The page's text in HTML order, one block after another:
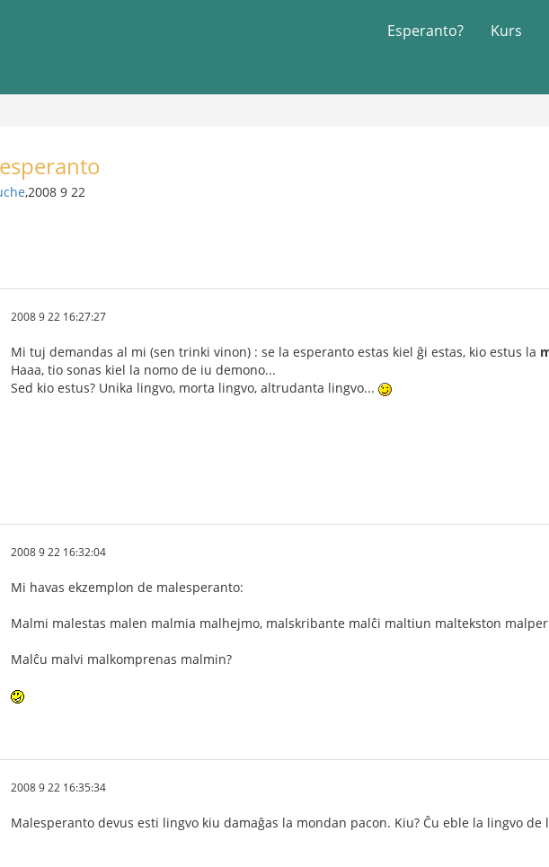
Esperanto? Kurs
,2008 9 22
2008 9 22 16:27:27
Mi tuj demandas al mi (sen trinki vinon) : se la esperanto estas kiel ĝi estas, kio estus la
Haaa, tio sonas kiel la nomo de iu demono...
Sed kio estus? Unika lingvo, morta lingvo, altrudanta lingvo...
2008 9 22 16:32:04
Mi havas ekzemplon de malesperanto:
Malmi malestas malen malmia malhejmo, malskribante malĉi maltiun maltekston
Malĉu malvi malkomprenas malmin?
2008 9 22 16:35:34
Malesperanto devus esti lingvo kiu damaĝas la mondan pacon. Kiu? Ĉu eble la lingvo de